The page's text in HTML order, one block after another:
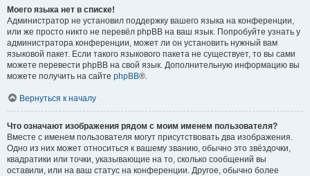
Моего языка нет в списке!
Администратор не установил поддержку вашего языка на конференции,
или же просто никто не перевёл phpBB на ваш язык. Попробуйте узнать у
администратора конференции, может ли он установить нужный вам
языковой пакет. Если такого языкового пакета не существует, то вы сами
можете перевести phpBB на свой язык. Дополнительную информацию вы
можете получить на сайте phpBB®.
Вернуться к началу
Что означают изображения рядом с моим именем пользователя?
Вместе с именем пользователя могут присутствовать два изображения.
Одно из них может относиться к вашему званию, обычно это звёздочки,
квадратики или точки, указывающие на то, сколько сообщений вы
оставили, или на ваш статус на конференции. Другое, обычно более